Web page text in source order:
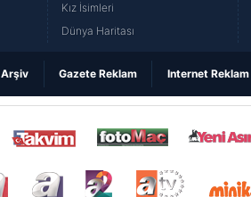
Kız İsimleri
Dünya Haritası
Arşiv Gazete Reklam Internet Reklam